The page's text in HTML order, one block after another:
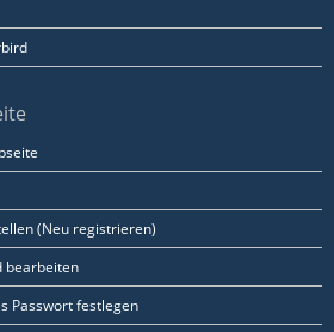
(Neu registrieren)
bearbeiten
Passwort festlegen